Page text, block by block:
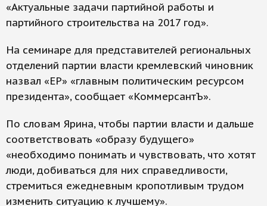
«Актуальные задачи партийной работы и
партийного строительства на 2017 год».
На семинаре для представителей региональных
отделений партии власти кремлевский чиновник
назвал «ЕР» «главным политическим ресурсом
президента», сообщает «КоммерсантЪ».
По словам Ярина, чтобы партии власти и дальше
соответствовать «образу будущего»
«необходимо понимать и чувствовать, что хотят
люди, добиваться для них справедливости,
стремиться ежедневным кропотливым трудом
изменить ситуацию к лучшему».